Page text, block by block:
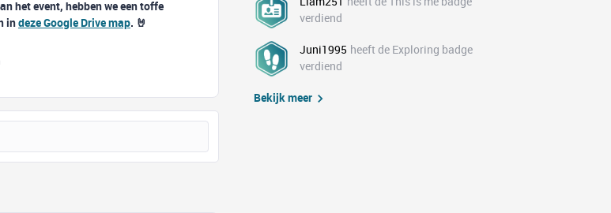
het event, hebben we een toffe
indeze Google Drive map. 🤘
verdiend
Juni1995 heeft de Exploring badge
verdiend
Bekijk meer